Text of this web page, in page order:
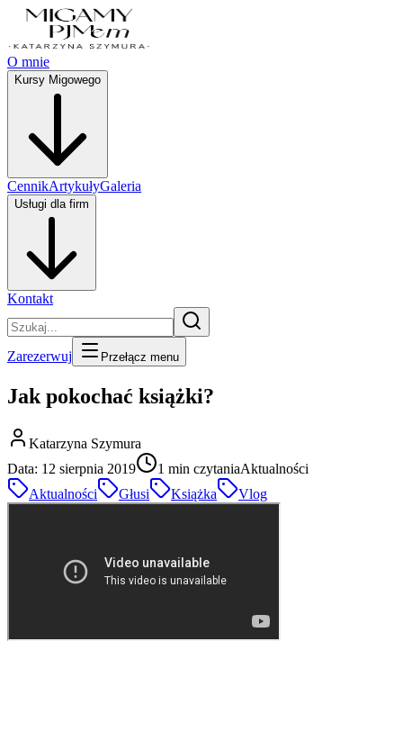
O mnie
Kursy Migowego
CennikArtykułyGaleria
Usługi dla firm
Kontakt
Zarezerwuj Przełącz menu
Jak pokochać książki?
Katarzyna Szymura
Data: 12 sierpnia 2019 1 min czytaniaAktualności
Aktualności
Głusi Książka Vlog